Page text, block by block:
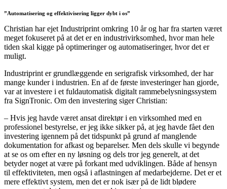
”Automatisering og effektivisering ligger dybt i os”
Christian har ejet Industriprint omkring 10 år og har fra starten været
meget fokuseret på at det er en industrivirksomhed, hvor man hele
tiden skal kigge på optimeringer og automatiseringer, hvor det er
muligt.
Industriprint er grundlæggende en serigrafisk virksomhed, der har
mange kunder i industrien. En af de første investeringer han gjorde,
var at investere i et fuldautomatisk digitalt rammebelysningssystem
fra SignTronic. Om den investering siger Christian:
– Hvis jeg havde været ansat direktør i en virksomhed med en
professionel bestyrelse, er jeg ikke sikker på, at jeg havde fået den
investering igennem på det tidspunkt på grund af manglende
dokumentation for afkast og beparelser. Men dels skulle vi begynde
at se os om efter en ny løsning og dels tror jeg generelt, at det
betyder noget at være på forkant med udviklingen. Både af hensyn
til effektiviteten, men også i aflastningen af medarbejderne. Det er et
mere effektivt system, men det er nok især på de lidt blødere